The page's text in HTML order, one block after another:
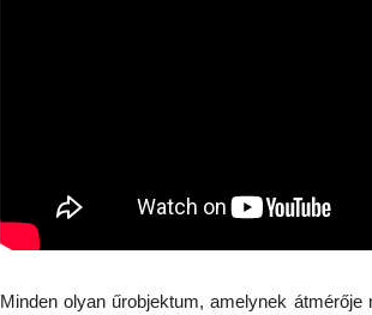
Minden olyan űrobjektum, amelynek